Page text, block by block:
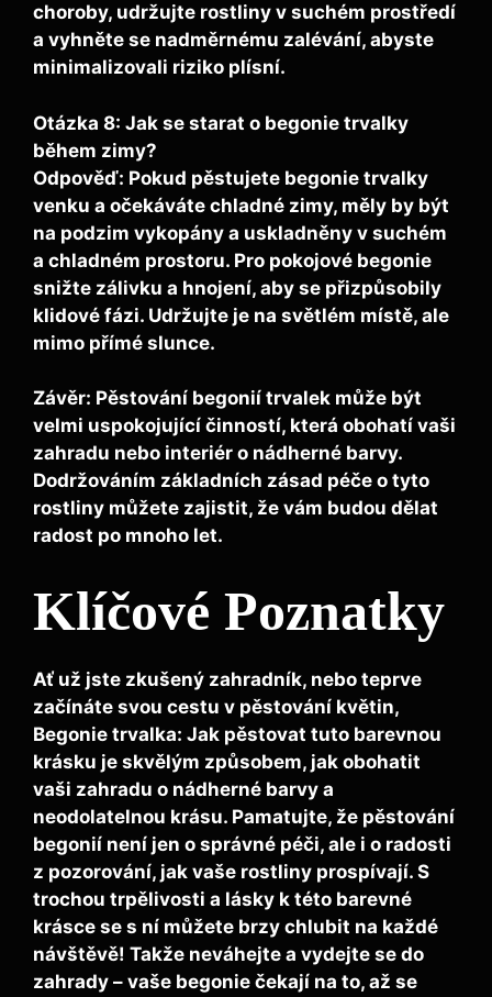
choroby, udržujte rostliny v suchém prostředí
a vyhněte se nadměrnému zalévání, abyste
minimalizovali riziko plísní.
Otázka 8: Jak se starat o begonie trvalky
během zimy?
Odpověď: Pokud pěstujete begonie trvalky
venku a očekáváte chladné zimy, měly by být
na podzim vykopány a uskladněny v suchém
a chladném prostoru. Pro pokojové begonie
snižte zálivku a hnojení, aby se přizpůsobily
klidové fázi. Udržujte je na světlém místě, ale
mimo přímé slunce.
Závěr: Pěstování begonií trvalek může být
velmi uspokojující činností, která obohatí vaši
zahradu nebo interiér o nádherné barvy.
Dodržováním základních zásad péče o tyto
rostliny můžete zajistit, že vám budou dělat
radost po mnoho let.
Klíčové Poznatky
Ať už jste zkušený zahradník, nebo teprve
začínáte svou cestu v pěstování květin,
Begonie trvalka: Jak pěstovat tuto barevnou
krásku je skvělým způsobem, jak obohatit
vaši zahradu o nádherné barvy a
neodolatelnou krásu. Pamatujte, že pěstování
begonií není jen o správné péči, ale i o radosti
z pozorování, jak vaše rostliny prospívají. S
trochou trpělivosti a lásky k této barevné
krásce se s ní můžete brzy chlubit na každé
návštěvě! Takže neváhejte a vydejte se do
zahrady – vaše begonie čekají na to, až se